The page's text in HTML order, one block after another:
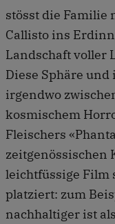
stösst die Familie
Callisto ins
Landschaft voller
Diese Sphäre
irgendwo
kosmischem
Fleischers
zeitgenössischen
leichtfüssige Film
platziert: zum
nachhaltiger ist